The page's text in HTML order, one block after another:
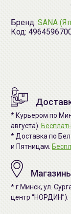
Бренд: SANA
Код:
* Курьером по
августа).
* Доставка по
и Пятницам.
* г.Минск, ул.
центр “НОРДИН”).